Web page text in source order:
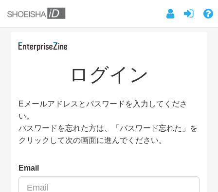
ログイン
Eメールアドレスとパスワードを入力してくださ
い。
パスワードを忘れた方は、「パスワード忘れた」を
クリックして次の画面に進んでください。
Email